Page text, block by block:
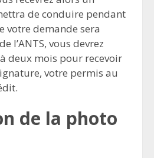
de conduire pendant
votre demande sera
l’ANTS, vous devrez
deux mois pour recevoir
votre permis au
de la photo